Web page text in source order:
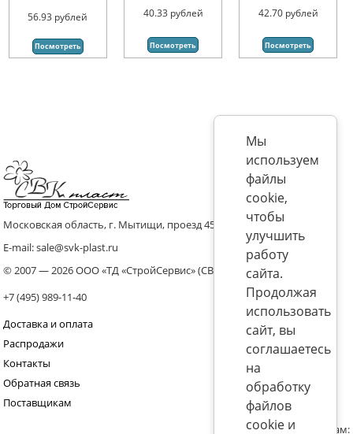
56.93 рублей
Посмотреть
40.33 рублей
Посмотреть
42.70 рублей
Посмотреть
Московская область, г. Мытищи, проезд 4536 владение 8, стр.10
E-mail: sale@svk-plast.ru
© 2007 — 2026 ООО «ТД «СтройСервис» (СВК)
+7 (495) 989-11-40
Доставка и оплата
Распродажи
Контакты
Обратная связь
Поставщикам
Присоединяйтесь к нам:
Мы
используем
файлы
cookie,
чтобы
улучшить
работу
сайта.
Продолжая
использовать
сайт, вы
соглашаетесь
на
обработку
файлов
cookie и